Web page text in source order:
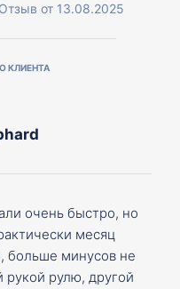
от 13.08.2025
КЛИЕНТА
очень быстро, но
месяц
больше минусов не
рулю, другой